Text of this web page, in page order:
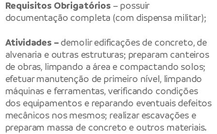
Requisitos Obrigatórios – possuir
documentação completa (com dispensa militar);
Atividades – demolir edificações de concreto, de
alvenaria e outras estruturas; preparam canteiros
de obras, limpando a área e compactando solos;
efetuar manutenção de primeiro nível, limpando
máquinas e ferramentas, verificando condições
dos equipamentos e reparando eventuais defeitos
mecânicos nos mesmos; realizar escavações e
preparam massa de concreto e outros materiais.